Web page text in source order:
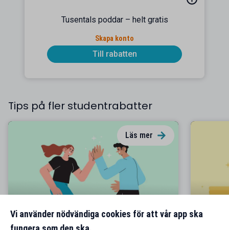
Tusentals poddar – helt gratis
Skapa konto
Till rabatten
Tips på fler studentrabatter
Rabatt på rabatt
Läs mer
Vi använder nödvändiga cookies för att vår app ska